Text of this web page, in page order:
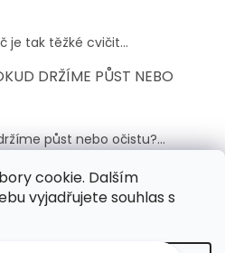
cookie. Dalším
vyjadřujete souhlas s
je tak těžké cvičit...
DRŽÍME PŮST NEBO
půst nebo očistu?...